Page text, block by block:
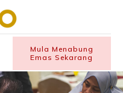
Mula Menabung
Emas Sekarang